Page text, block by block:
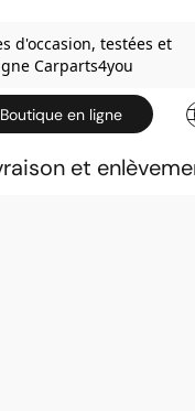
d'occasion, testées et
Carparts4you
Boutique en ligne
et